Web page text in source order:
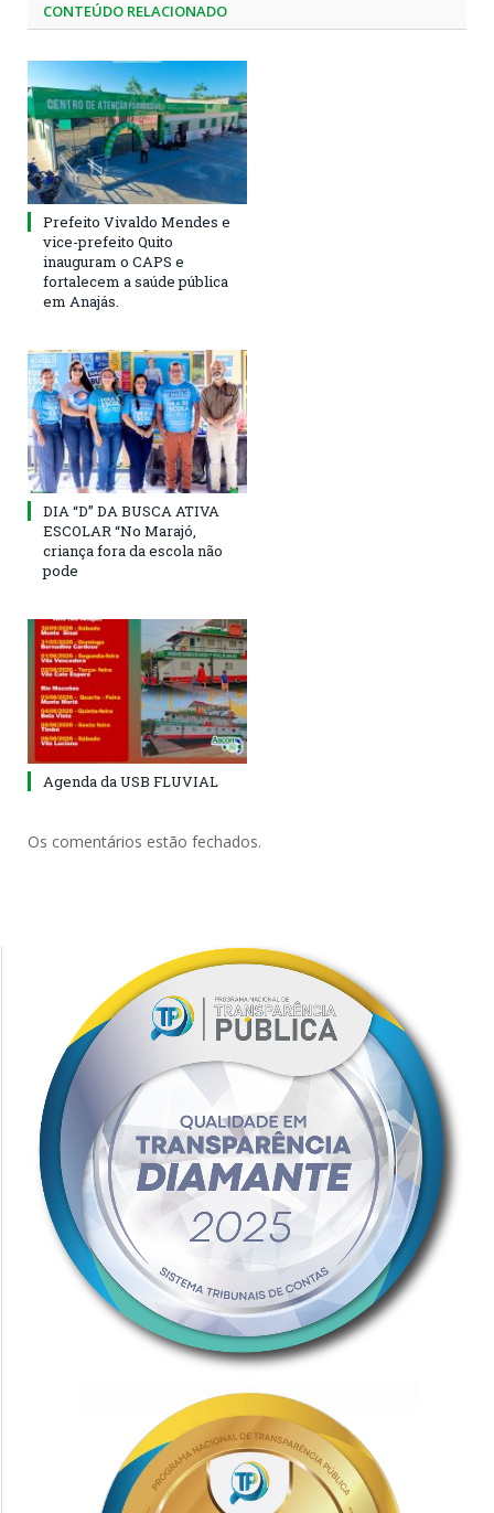
CONTEÚDO RELACIONADO
Prefeito Vivaldo Mendes e
vice-prefeito Quito
inauguram o CAPS e
fortalecem a saúde pública
em Anajás.
DIA “D” DA BUSCA ATIVA
ESCOLAR “No Marajó,
criança fora da escola não
pode
Agenda da USB FLUVIAL
Os comentários estão fechados.